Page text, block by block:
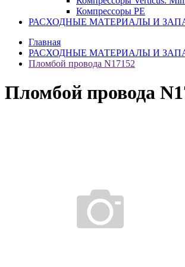
Компрессоры PE
РАСХОДНЫЕ МАТЕРИАЛЫ И
Главная
РАСХОДНЫЕ МАТЕРИАЛЫ И
Пломбой провода N17152
Пломбой провода